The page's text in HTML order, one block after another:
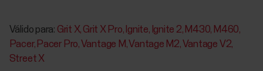
Válido para: Grit X Grit X Pro Ignite Ignite 2 M430 M460
Pacer Pacer Pro Vantage M Vantage M2 Vantage V2
Street X